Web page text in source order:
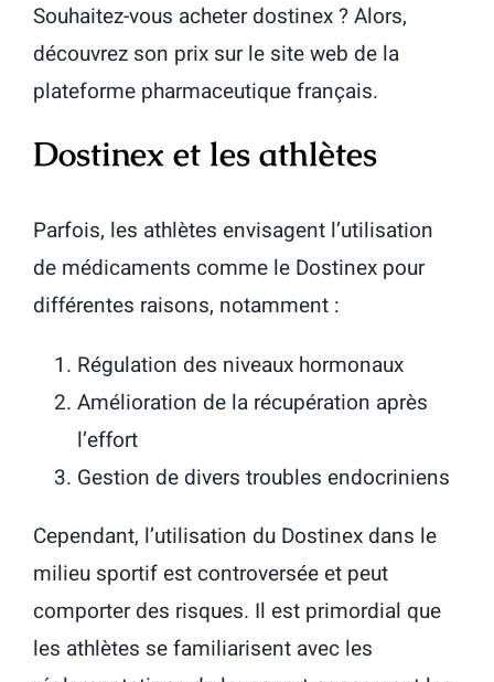
Souhaitez-vous acheter dostinex ? Alors,
découvrez son prix sur le site web de la
plateforme pharmaceutique français.
Dostinex et les athlètes
Parfois, les athlètes envisagent l’utilisation
de médicaments comme le Dostinex pour
différentes raisons, notamment :
Régulation des niveaux hormonaux
Amélioration de la récupération après
l’effort
Gestion de divers troubles endocriniens
Cependant, l’utilisation du Dostinex dans le
milieu sportif est controversée et peut
comporter des risques. Il est primordial que
les athlètes se familiarisent avec les